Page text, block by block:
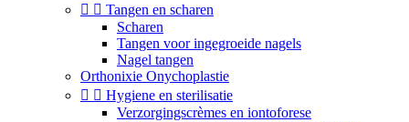
  Tangen en scharen
Scharen
Tangen voor ingegroeide nagels
Nagel tangen
Orthonixie Onychoplastie
  Hygiene en sterilisatie
Verzorgingscrèmes en iontoforese